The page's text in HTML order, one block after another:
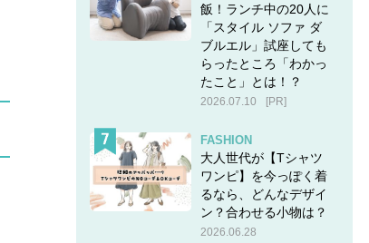
飯！ランチ中の20人に
「スタイル ソファ ダ
ブルエル」試座しても
らったところ「わかっ
たこと」とは！？
2026.07.10 [PR]
FASHION
大人世代が【Tシャツ
ワンピ】を今っぽく着
るなら、どんなデザイ
ン？合わせる小物は？
2026.06.28